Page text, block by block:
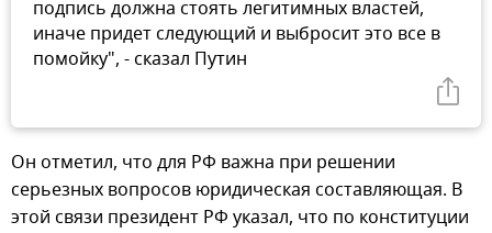
подпись должна стоять легитимных властей,
иначе придет следующий и выбросит это все в
помойку", - сказал Путин
Он отметил, что для РФ важна при решении
серьезных вопросов юридическая составляющая. В
этой связи президент РФ указал, что по конституции